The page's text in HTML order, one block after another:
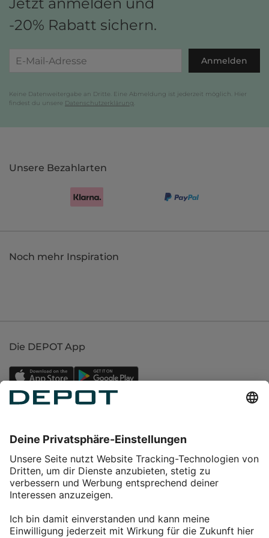
-20% Rabatt sichern.
Anmelden
Keine Datenweitergabe an Dritte. Eine Abmeldung ist jederzeit möglich. Hier
findest du unsere Datenschutzerklärung
Unsere Bezahlarten
Noch mehr Inspiration
Die DEPOT App
Service
Über DEPOT
Kontakt